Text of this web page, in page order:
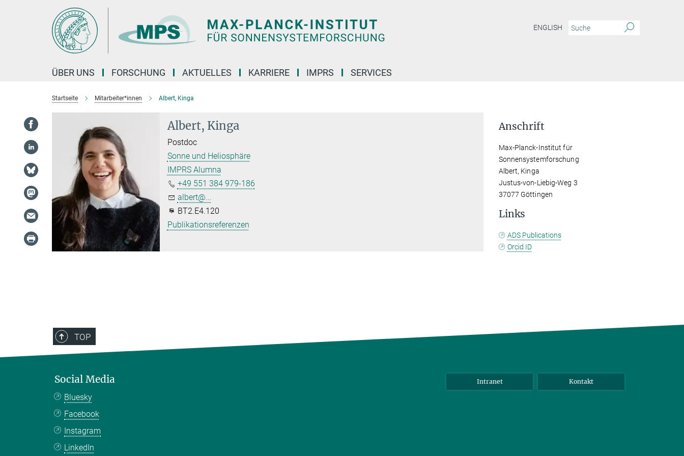
ENGLISH
ÜBER UNS FORSCHUNG AKTUELLES KARRIERE IMPRS SERVICES
Startseite Mitarbeiter*innen Albert, Kinga
Albert, Kinga
Postdoc
Sonne und Heliosphäre
IMPRS Alumna
+49 551 384 979-186
albert@...
BT2.E4.120
Publikationsreferenzen
Anschrift
Max-Planck-Institut für
Sonnensystemforschung
Albert, Kinga
Justus-von-Liebig-Weg 3
37077 Göttingen
Links
ADS Publications
Orcid ID
TOP
Social Media
Bluesky
Facebook
Instagram
LinkedIn
Intranet Kontakt